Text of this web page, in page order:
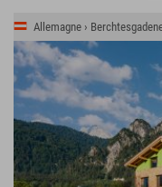
Allemagne ›